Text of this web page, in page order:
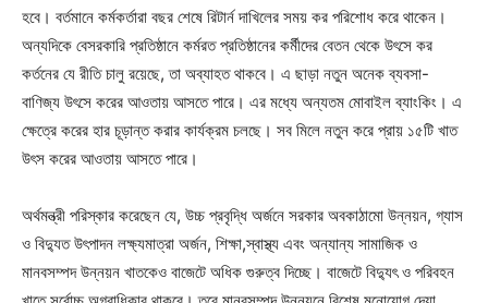
হবে। বর্তমানে কর্মকর্তারা বছর শেষে রিটার্ন দাখিলের সময় কর পরিশোধ করে থাকেন।
অন্যদিকে বেসরকারি প্রতিষ্ঠানে কর্মরত প্রতিষ্ঠানের কর্মীদের বেতন থেকে উৎসে কর
কর্তনের যে রীতি চালু রয়েছে, তা অব্যাহত থাকবে। এ ছাড়া নতুন অনেক ব্যবসা-
বাণিজ্য উৎসে করের আওতায় আসতে পারে। এর মধ্যে অন্যতম মোবাইল ব্যাংকিং। এ
ক্ষেত্রে করের হার চূড়ান্ত করার কার্যক্রম চলছে। সব মিলে নতুন করে প্রায় ১৫টি খাত
উৎস করের আওতায় আসতে পারে।
অর্থমন্ত্রী পরিস্কার করেছেন যে, উচ্চ প্রবৃদ্ধি অর্জনে সরকার অবকাঠামো উন্নয়ন, গ্যাস
ও বিদ্যুত উৎপাদন লক্ষ্যমাত্রা অর্জন, শিক্ষা,স্বাস্থ্য এবং অন্যান্য সামাজিক ও
মানবসম্পদ উন্নয়ন খাতকেও বাজেটে অধিক গুরুত্ব দিচ্ছে। বাজেটে বিদ্যুৎ ও পরিবহন